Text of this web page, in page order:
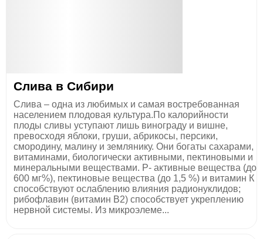
Слива в Сибири
Слива – одна из любимых и самая востребованная
населением плодовая культура.По калорийности
плоды сливы уступают лишь винограду и вишне,
превосходя яблоки, груши, абрикосы, персики,
смородину, малину и землянику. Они богаты сахарами,
витаминами, биологически активными, пектиновыми и
минеральными веществами. Р- активные вещества (до
600 мг%), пектиновые вещества (до 1,5 %) и витамин К
способствуют ослаблению влияния радионуклидов;
рибофлавин (витамин В2) способствует укреплению
нервной системы. Из микроэлеме...